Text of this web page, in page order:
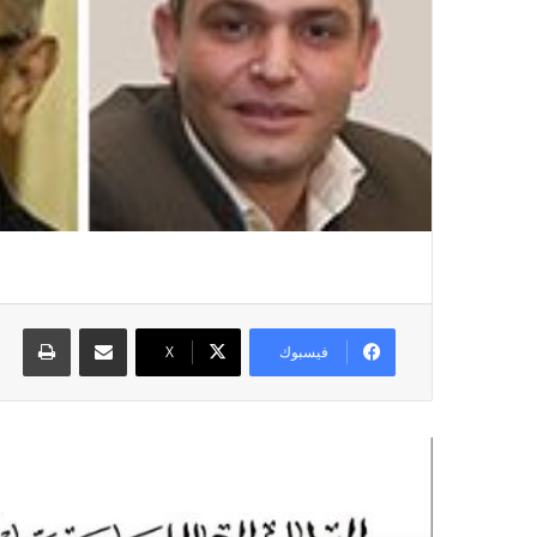
فيسبوك X
مشاركة عبر البريد